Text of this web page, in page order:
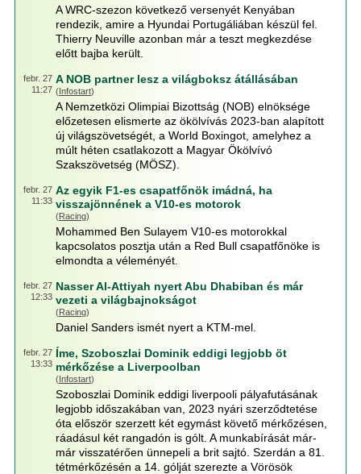
A WRC-szezon következő versenyét Kenyában
rendezik, amire a Hyundai Portugáliában készül fel.
Thierry Neuville azonban már a teszt megkezdése
előtt bajba került.
febr. 27
11:27
A NOB partner lesz a világboksz átállásában
(Infostart)
A Nemzetközi Olimpiai Bizottság (NOB) elnöksége
előzetesen elismerte az ökölvívás 2023-ban alapított
új világszövetségét, a World Boxingot, amelyhez a
múlt héten csatlakozott a Magyar Ökölvívó
Szakszövetség (MÖSZ).
febr. 27
11:33
Az egyik F1-es csapatfőnök imádná, ha
visszajönnének a V10-es motorok
(Racing)
Mohammed Ben Sulayem V10-es motorokkal
kapcsolatos posztja után a Red Bull csapatfőnöke is
elmondta a véleményét.
febr. 27
12:33
Nasser Al-Attiyah nyert Abu Dhabiban és már
vezeti a világbajnokságot
(Racing)
Daniel Sanders ismét nyert a KTM-mel.
febr. 27
13:33
Íme, Szoboszlai Dominik eddigi legjobb öt
mérkőzése a Liverpoolban
(Infostart)
Szoboszlai Dominik eddigi liverpooli pályafutásának
legjobb időszakában van, 2023 nyári szerződtetése
óta először szerzett két egymást követő mérkőzésen,
ráadásul két rangadón is gólt. A munkabírását már-
már visszatérően ünnepeli a brit sajtó. Szerdán a 81.
tétmérkőzésén a 14. gólját szerezte a Vörösök